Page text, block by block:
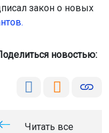
закон о новых
новостью:
Читать все